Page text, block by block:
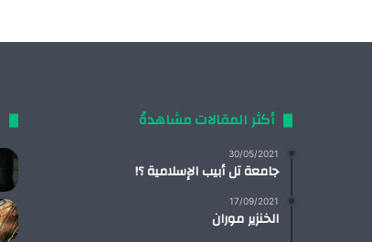
أكثر المقالات مشاهدةً
30/05/2021
جامعة تل أبيب الإسلامية ؟!
17/09/2021
الخنزير موران